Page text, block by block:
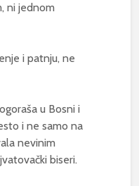
ni jednom
i patnju, ne
u Bosni i
i ne samo na
nevinim
biseri.